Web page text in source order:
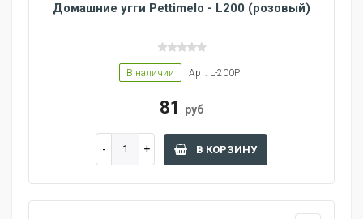
Домашние угги Pettimelo - L200 (розовый)
В наличии Арт: L-200P
81 руб
В КОРЗИНУ